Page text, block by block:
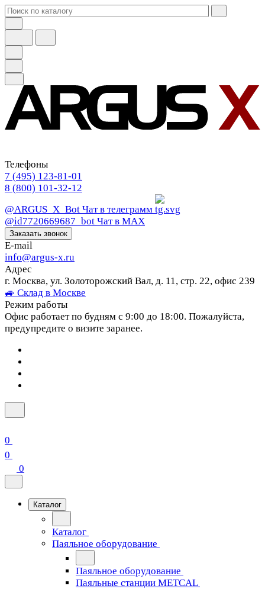
Телефоны
7 (495) 123-81-01
8 (800) 101-32-12
@ARGUS_X_Bot Чат в телеграмм
@id7720669687_bot Чат в МАХ
Заказать звонок
E-mail
info@argus-x.ru
Адрес
г. Москва, ул. Золоторожский Вал, д. 11, стр. 22, офис 239
🚙 Склад в Москве
Режим работы
Офис работает по будням с 9:00 до 18:00. Пожалуйста,
предупредите о визите заранее.
0
0
0
Каталог
Каталог
Паяльное оборудование
Паяльное оборудование
Паяльные станции METCAL